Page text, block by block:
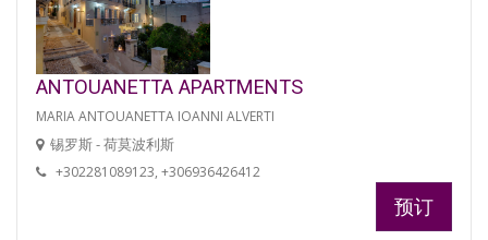
ANTOUANETTA APARTMENTS
MARIA ANTOUANETTA IOANNI ALVERTI
锡罗斯 - 荷莫波利斯
+302281089123, +306936426412
预订